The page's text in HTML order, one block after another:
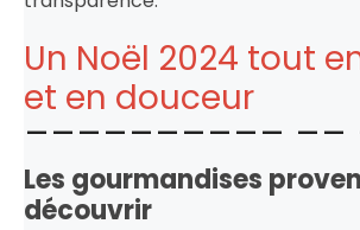
Un Noël 2024 tout
et en douceur
Les gourmandises
découvrir